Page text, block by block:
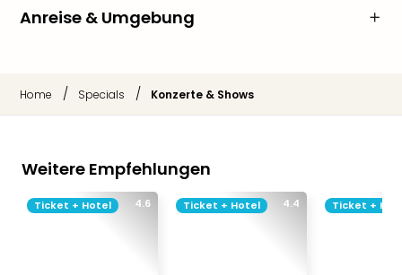
Anreise & Umgebung
Home / Specials / Konzerte & Shows
Weitere Empfehlungen
4.6
Ticket + Hotel 4.4
Ticket + Hotel Ticket +